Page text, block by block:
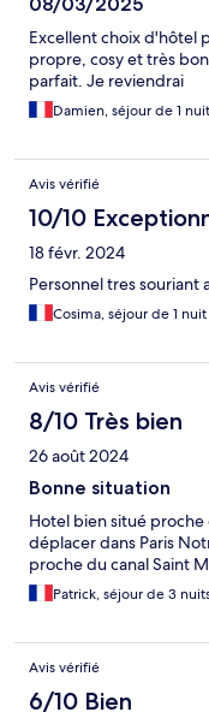
Excellent choix d'hôtel
propre, cosy et très
parfait. Je reviendrai
Damien, séjour de 1 nuit
Avis vérifié
10/10
18 févr. 2024
Personnel tres
Cosima, séjour de 1 nuit
Avis vérifié
8/10 Très bien
26 août 2024
Bonne situation
Hotel bien situé
déplacer dans Paris
proche du canal Saint
Patrick, séjour de 3
Avis vérifié
6/10 Bien